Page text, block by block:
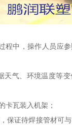
程中，操作人员应
天气、环境温度等变
卡瓦装入机架；
保证待焊接管材可